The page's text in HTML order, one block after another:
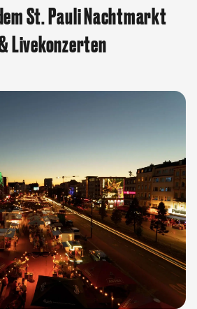
St. Pauli Nachtmarkt
Livekonzerten